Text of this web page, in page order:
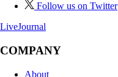
Follow us on Twitter
LiveJournal
COMPANY
About